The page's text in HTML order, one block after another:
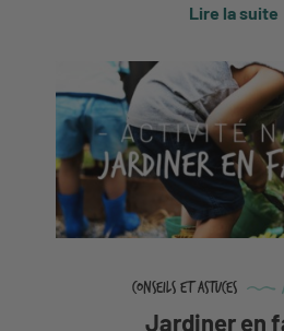
Lire la suite
Conseils et astuces
Jardiner en